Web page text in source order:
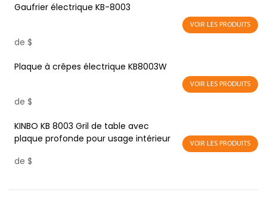
Gaufrier électrique KB-8003
de $
VOIR LES PRODUITS
Plaque à crêpes électrique KB8003W
de $
VOIR LES PRODUITS
KINBO KB 8003 Gril de table avec
plaque profonde pour usage intérieur
de $
VOIR LES PRODUITS